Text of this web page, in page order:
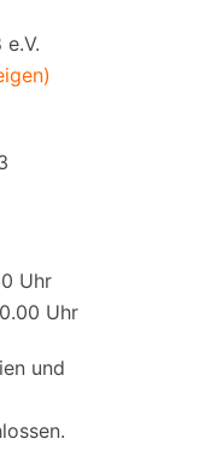
Uhr
Uhr
und